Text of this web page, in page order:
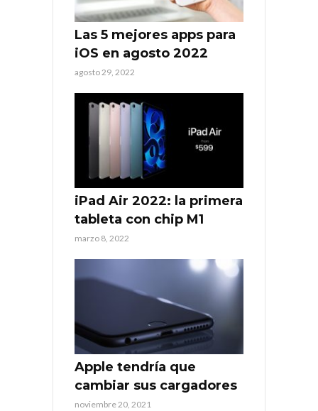
Las 5 mejores apps para
iOS en agosto 2022
agosto 29, 2022
iPad Air 2022: la primera
tableta con chip M1
marzo 8, 2022
Apple tendría que
cambiar sus cargadores
noviembre 20, 2021